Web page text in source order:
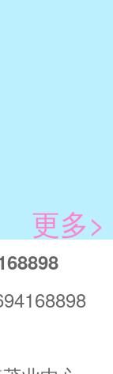
更多>